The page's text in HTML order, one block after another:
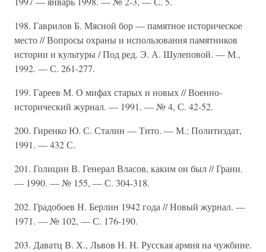
198. Гаврилов Б. Мясной бор — памятное историческое
место // Вопросы охраны и использования памятников
истории и культуры / Под ред. Э. А. Шулеповой. — М.,
1992. — С. 261-277.
199. Гареев М. О мифах старых и новых // Военно-
исторический журнал. — 1991. — № 4, С. 42-52.
200. Гиренко Ю. С. Сталин — Тито. — М.: Политиздат,
1991. — 432 С.
201. Голицин В. Генерал Власов, каким он был // Грани.
— 1990. — № 155, — С. 304-318.
202. Градобоев Н. Берлин 1942 года // Новый журнал. —
1971. — № 102, — С. 176-190.
203. Даватц В. Х., Львов Н. Н. Русская армия на чужбине.